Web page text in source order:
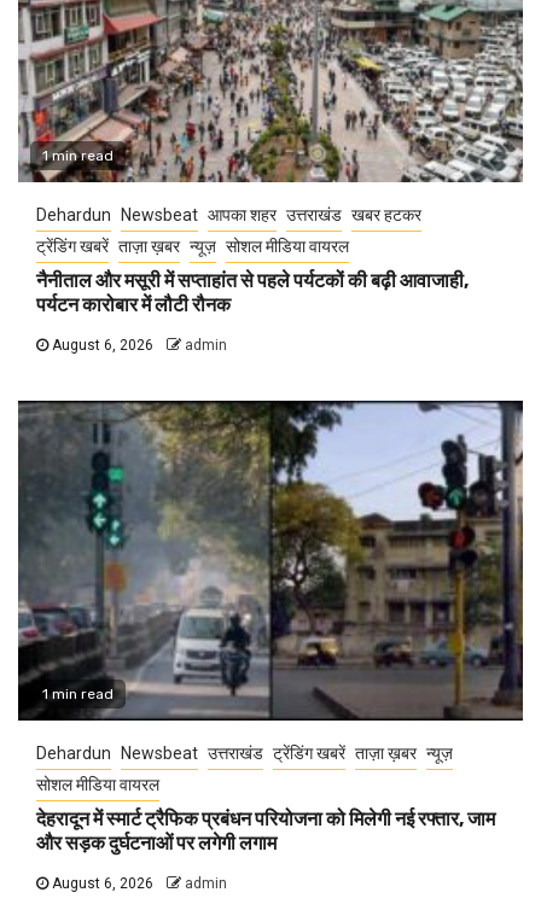
1 min read
Dehardun Newsbeat आपका शहर उत्तराखंड खबर हटकर
ट्रेंडिंग खबरें ताज़ा ख़बर न्यूज़ सोशल मीडिया वायरल
नैनीताल और मसूरी में सप्ताहांत से पहले पर्यटकों की बढ़ी आवाजाही,
पर्यटन कारोबार में लौटी रौनक
August 6, 2026 admin
1 min read
Dehardun Newsbeat उत्तराखंड ट्रेंडिंग खबरें ताज़ा ख़बर न्यूज़
सोशल मीडिया वायरल
देहरादून में स्मार्ट ट्रैफिक प्रबंधन परियोजना को मिलेगी नई रफ्तार, जाम
और सड़क दुर्घटनाओं पर लगेगी लगाम
August 6, 2026 admin